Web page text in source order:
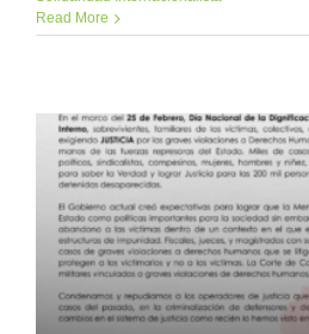
Read More